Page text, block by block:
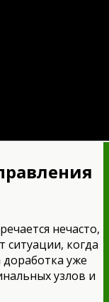
нечасто,
ситуации, когда
уже
узлов и